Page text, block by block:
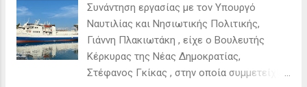
Δημοκρατίας, ΣΥΡΙΖΑ, Κινήματος Αλλαγής,
Ελληνικής Λύσης και ΜεΡΑ25 είναι επί της
αρχής «υπέρ» ενώ το ΚΚΕ θα δηλώσει
«παρών». Επιμέρους επιφυλάξεις για το
άρθρο 4 που αφορά την αλιευτική
Συνάντηση εργασίας με τον Υπουργό
Ναυτιλίας και Νησιωτικής Πολιτικής,
Γιάννη Πλακιωτάκη , είχε ο Βουλευτής
Κέρκυρας της Νέας Δημοκρατίας,
Στέφανος Γκίκας , στην οποία συμμετείχε